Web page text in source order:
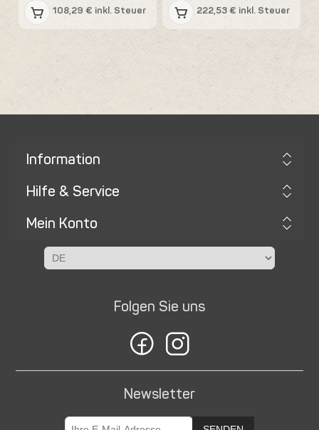
108,29 € inkl. Steuer
222,53 € inkl. Steuer
Information
Hilfe & Service
Mein Konto
Folgen Sie uns
Newsletter